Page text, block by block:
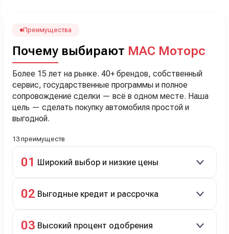
менеджеру Сергею, профессионал своего дела!
Преимущества
Почему выбирают МАС Моторс
Более 15 лет на рынке. 40+ брендов, собственный
сервис, государственные программы и полное
сопровождение сделки — всё в одном месте. Наша
цель — сделать покупку автомобиля простой и
выгодной.
13 преимуществ
01 Широкий выбор и низкие цены
подержанные авто.
02 Выгодные кредит и рассрочка
рассрочка 0% на 2 года при первом взносе 35–50%.
03 Высокий процент одобрения